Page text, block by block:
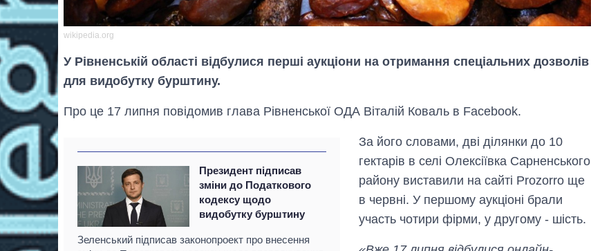
wikipedia.org
У Рівненській області відбулися перші аукціони на отримання спеціальних дозволів
для видобутку бурштину.
Про це 17 липня повідомив глава Рівненської ОДА Віталій Коваль в Facebook.
Президент підписав
зміни до Податкового
кодексу щодо
видобутку бурштину
Зеленський підписав законопроект про внесення
За його словами, дві ділянки до 10
гектарів в селі Олексіївка Сарненського
району виставили на сайті Prozorro ще
в червні. У першому аукціоні брали
участь чотири фірми, у другому - шість.